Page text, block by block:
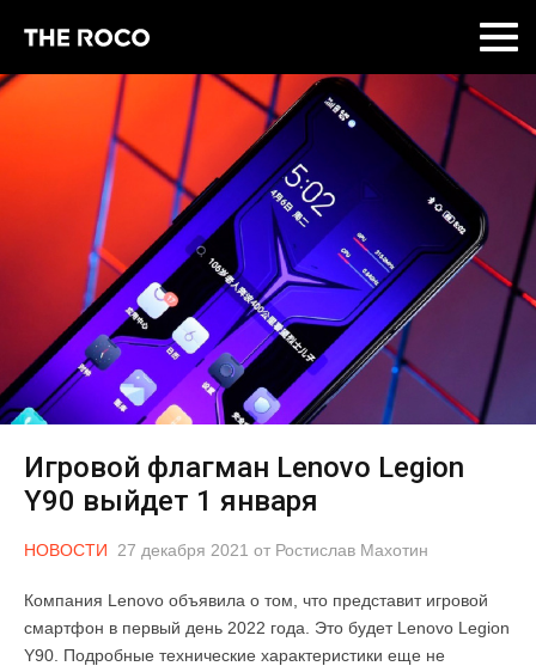
Игровой флагман Lenovo Legion
Y90 выйдет 1 января
НОВОСТИ 27 декабря 2021 от Ростислав Махотин
Компания Lenovo объявила о том, что представит игровой
смартфон в первый день 2022 года. Это будет Lenovo Legion
Y90. Подробные технические характеристики еще не